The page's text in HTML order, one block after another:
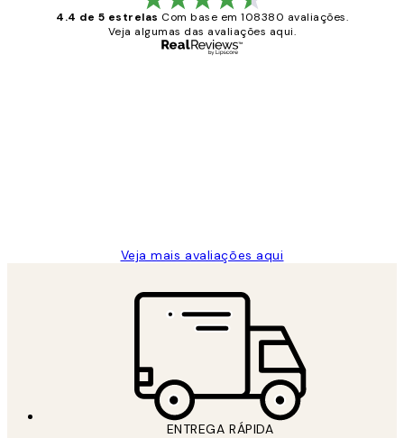
4.4 de 5 estrelas Com base em 108380 avaliações.
Veja algumas das avaliações aqui.
Veja mais avaliações aqui
ENTREGA RÁPIDA